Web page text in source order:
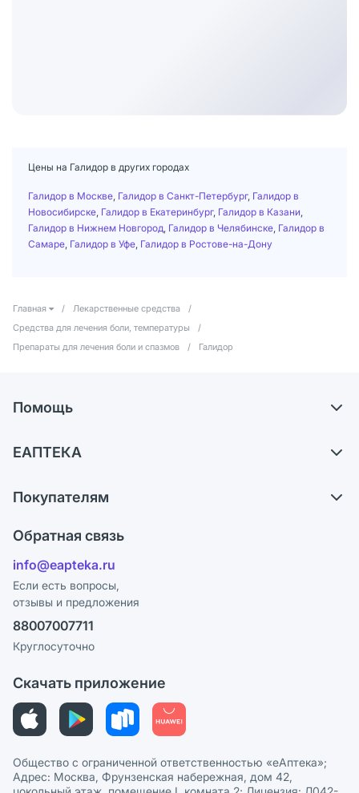
Цены на Галидор в других городах
Галидор в Москве Галидор в Санкт-Петербург, Галидор в
Новосибирске Галидор в Екатеринбург, Галидор в Казани
Галидор в Нижнем Новгород Галидор в Челябинске Галидор в
Самаре Галидор в Уфе Галидор в Ростове-на-Дону
Главная / Лекарственные средства
/
Средства для лечения боли, температуры
/
Препараты для лечения боли и спазмов
/ Галидор
Помощь
Обмен и возврат
Блог
ЕАПТЕКА
Карьера
Поставщики
Лицензия
Реклама на сайте
Ваши товары на ЕАПТЕКЕ
Покупателям
Программа СберСпасибо
Политика конфиденциальности
Пользовательское соглашение
Политика рекомендаций
Этика и соответствие
Политика в отношении обработки персональных данных
Обратная связь
info@eapteka.ru
Если есть вопросы,
отзывы и предложения
88007007711
Круглосуточно
Скачать приложение
Общество с ограниченной ответственностью «еАптека»;
Адрес: Москва, Фрунзенская набережная, дом 42,